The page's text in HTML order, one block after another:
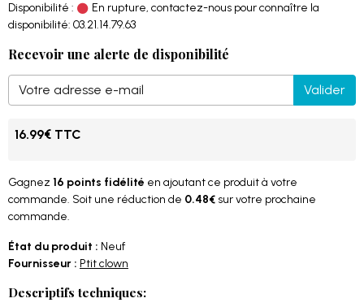
Disponibilité :
En rupture, contactez-nous pour connaître la
disponibilité: 03.21.14.79.63
Recevoir une alerte de disponibilité
Valider
16.99€ TTC
Gagnez 16 points fidélité en ajoutant ce produit à votre
commande. Soit une réduction de 0.48€ sur votre prochaine
commande.
État du produit : Neuf
Fournisseur : Ptit clown
Descriptifs techniques: